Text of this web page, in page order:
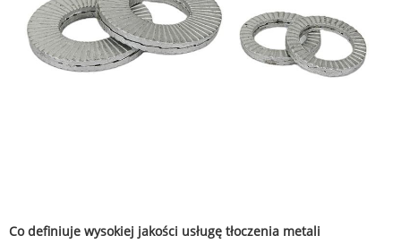
Co definiuje wysokiej jakości usługę tłoczenia metali